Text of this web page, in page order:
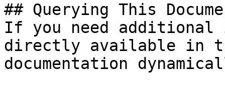
## Querying This
If you need
directly available in
documentation